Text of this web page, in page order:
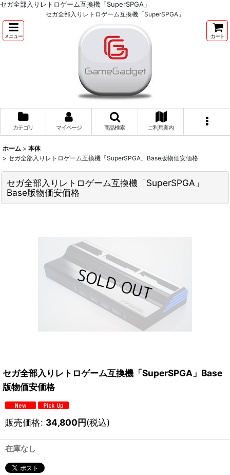
セガ全部入りレトロゲーム互換機「SuperSPGA」
セガ全部入りレトロゲーム互換機「SuperSPGA」
メニュー カート
カテゴリ マイページ 商品検索 ご利用案内
ホーム > 本体
> セガ全部入りレトロゲーム互換機「SuperSPGA」Base版物価安価格
セガ全部入りレトロゲーム互換機「SuperSPGA」
Base版物価安価格
セガ全部入りレトロゲーム互換機「SuperSPGA」Base
版物価安価格
販売価格: 34,800円(税込)
在庫なし